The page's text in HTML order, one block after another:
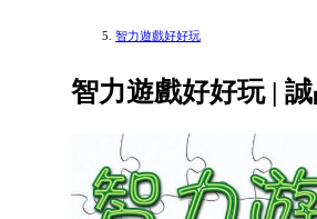
智力遊戲好好玩
智力遊戲好好玩 |